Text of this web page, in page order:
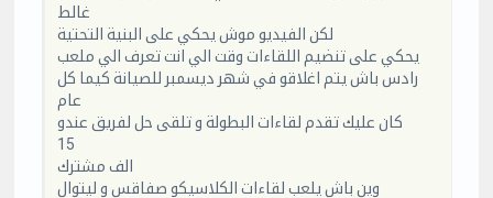
غالط
لكن الفيديو موش يحكي على البنية التحتية
يحكي على تنضيم اللقاءات وقت الي انت تعرف الي ملعب
رادس باش يتم اغلاقو في شهر ديسمبر للصيانة كيما كل
عام
كان عليك تقدم لقاءات البطولة و تلقى حل لفريق عندو
15
الف مشترك
وين باش يلعب لقاءات الكلاسيكو صفاقس و ليتوال